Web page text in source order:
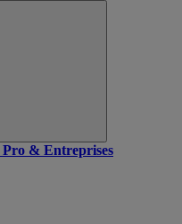
Pro & Entreprises